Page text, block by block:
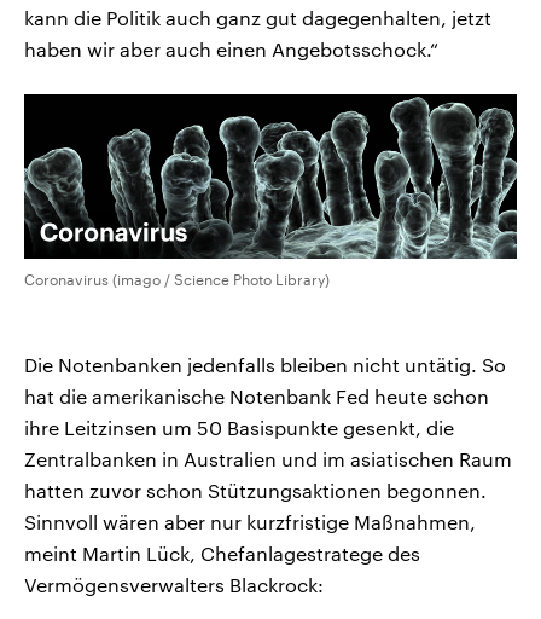
kann die Politik auch ganz gut dagegenhalten, jetzt
haben wir aber auch einen Angebotsschock.“
Coronavirus (imago / Science Photo Library)
Die Notenbanken jedenfalls bleiben nicht untätig. So
hat die amerikanische Notenbank Fed heute schon
ihre Leitzinsen um 50 Basispunkte gesenkt, die
Zentralbanken in Australien und im asiatischen Raum
hatten zuvor schon Stützungsaktionen begonnen.
Sinnvoll wären aber nur kurzfristige Maßnahmen,
meint Martin Lück, Chefanlagestratege des
Vermögensverwalters Blackrock: